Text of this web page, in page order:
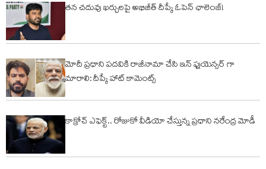
తన చదువు ఖర్చులపై అభిజీత్ దీప్కే ఓపెన్ ఛాలెంజ్!
మోదీ ప్రధాని పదవికి రాజీనామా చేసి ఇన్ ఫ్లుయెన్సర్ గా
మారాలి: దీప్కే హాట్ కామెంట్స్
కాక్రోచ్ ఎఫెక్ట్.. రోజుకో వీడియో చేస్తున్న ప్ర‌ధాని న‌రేంద్ర మోడీ